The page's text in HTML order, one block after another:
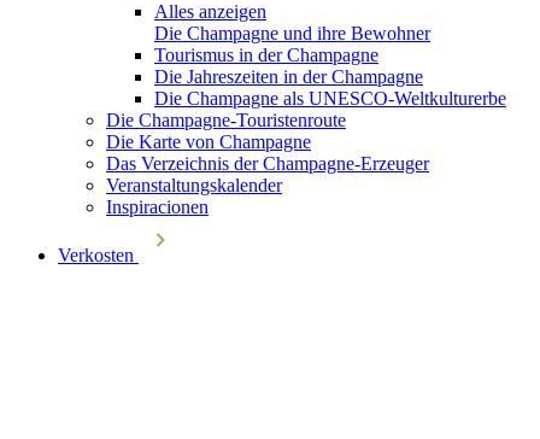
Alles anzeigen
Die Champagne und ihre Bewohner
Tourismus in der Champagne
Die Jahreszeiten in der Champagne
Die Champagne als UNESCO-Weltkulturerbe
Die Champagne-Touristenroute
Die Karte von Champagne
Das Verzeichnis der Champagne-Erzeuger
Veranstaltungskalender
Inspiracionen
Verkosten